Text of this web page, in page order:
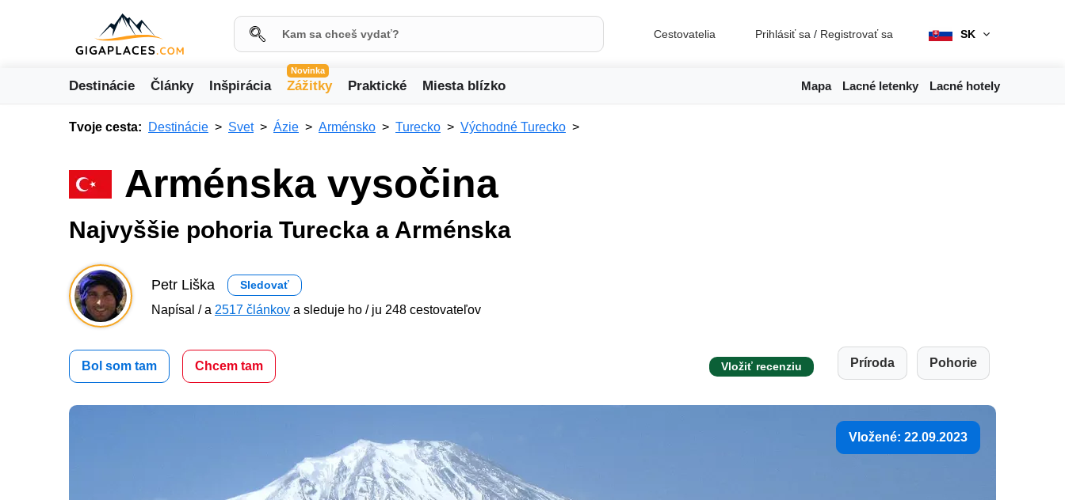
Cestovatelia Prihlásiť sa / Registrovať sa SK
Destinácie Články Inšpirácia
Novinka
Zážitky Praktické Miesta blízko Mapa Lacné letenky Lacné hotely
Tvoje cesta: Destinácie Svet Ázie Arménsko Turecko Východné Turecko
Arménska vysočina
Najvyššie pohoria Turecka a Arménska
Petr Liška Sledovať
Napísal / a 2517 článkov a sleduje ho / ju 248 cestovateľov
Bol som tam Chcem tam Vložiť recenziu Príroda Pohorie
Vložené: 22.09.2023